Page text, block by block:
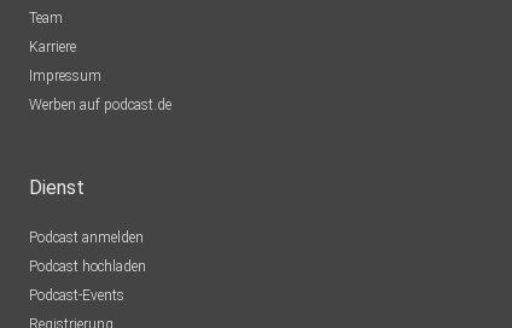
Team
Karriere
Impressum
Werben auf podcast.de
Dienst
Podcast anmelden
Podcast hochladen
Podcast-Events
Registrierung